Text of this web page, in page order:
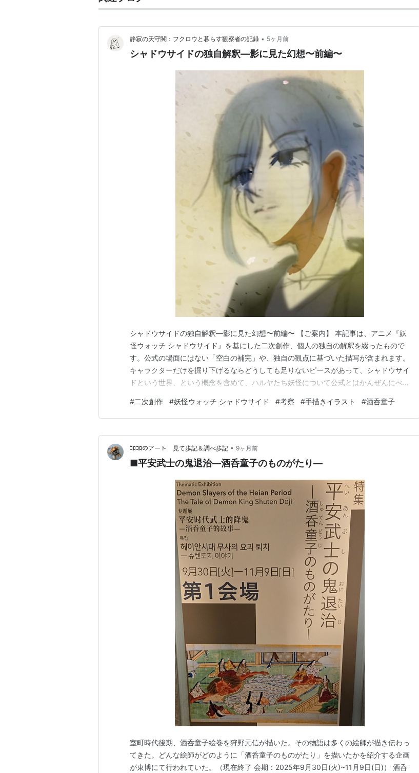
静寂の天守閣：フクロウと暮らす観察者の記録 • 5ヶ月前
シャドウサイドの独自解釈―影に見た幻想〜前編〜
​シャドウサイドの独自解釈―影に見た幻想〜前編〜 【ご案内】 本記事は、アニメ『妖
怪ウォッチ シャドウサイド』を基にした二次創作、個人の独自の解釈を綴ったもので
す。公式の場面にはない「空白の補完」や、独自の観点に基づいた描写が含まれます。
キャラクターだけを掘り下げるならどうしても足りないピースがあって、シャドウサイ
ドという世界、という概念を含めて、ハルヤたち妖怪について公式とはかんぜんにべつ
ので、あしからず。 以上が飲み込めるひとだけどうぞ。かなり独自の脚色が入ってい
るので、すこしでもいやだな、見たくないなとおもっ…
#二次創作 #妖怪ウォッチ シャドウサイド #考察 #手描きイラスト #酒呑童子
ｺﾛｺﾛのアート 見て歩記＆調べ歩記 • 9ヶ月前
■平安武士の鬼退治―酒呑童子のものがたり―
室町時代後期、酒呑童子絵巻を狩野元信が描いた。その物語は多くの絵師が描き伝わっ
てきた。どんな絵師がどのように「酒呑童子のものがたり」を描いたかを紹介する企画
が東博にて行われていた。（現在終了 会期：2025年9月30日(火)~11月9日(日)） 酒呑